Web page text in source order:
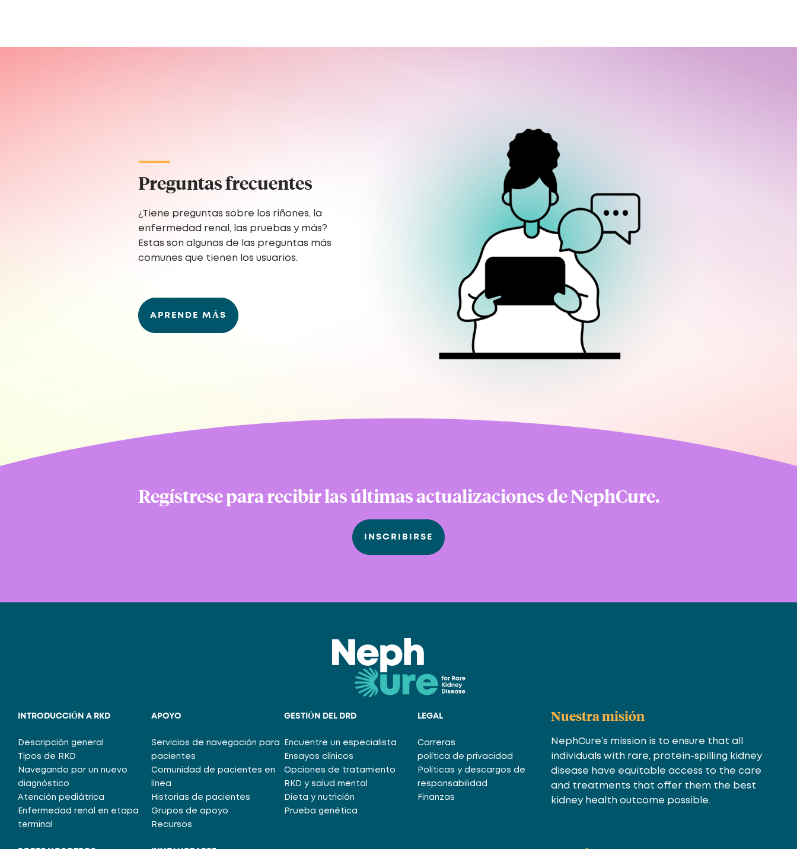
Preguntas frecuentes
¿Tiene preguntas sobre los riñones, la
enfermedad renal, las pruebas y más?
Estas son algunas de las preguntas más
comunes que tienen los usuarios.
APRENDE MÁS
Regístrese para recibir las últimas actualizaciones de NephCure.
INSCRIBIRSE
INTRODUCCIÓN A RKD
Descripción general
Tipos de RKD
Navegando por un nuevo
diagnóstico
Atención pediátrica
Enfermedad renal en etapa
terminal
APOYO
Servicios de navegación para
pacientes
Comunidad de pacientes en
línea
Historias de pacientes
Grupos de apoyo
Recursos
GESTIÓN DEL DRD
Encuentre un especialista
Ensayos clínicos
Opciones de tratamiento
RKD y salud mental
Dieta y nutrición
Prueba genética
LEGAL
Carreras
política de privacidad
Políticas y descargos de
responsabilidad
Finanzas
Nuestra misión
NephCure’s mission is to ensure that all
individuals with rare, protein-spilling kidney
disease have equitable access to the care
and treatments that offer them the best
kidney health outcome possible.